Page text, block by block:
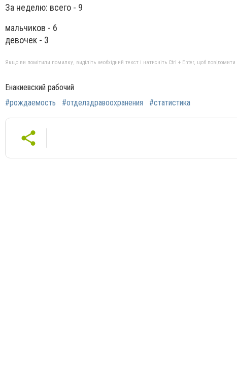
За неделю: всего - 9
мальчиков - 6
девочек - 3
Якщо ви помітили помилку, виділіть необхідний текст і натисніть Ctrl + Enter, щоб
Енакиевский рабочий
#рождаемость
#отделздравоохранения #статистика